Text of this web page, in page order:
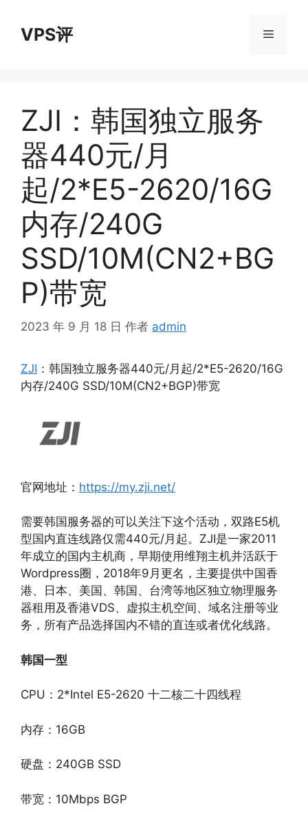
VPS评 菜
ZJI：韩国独立服务
器440元/月
起/2*E5-2620/16G
内存/240G
SSD/10M(CN2+BG
P)带宽
2023 年 9 月 18 日 作者 admin
ZJI ：韩国独立服务器440元/月起/2*E5-2620/16G
内存/240G SSD/10M(CN2+BGP)带宽
官网地址： https://my.zji.net/
需要韩国服务器的可以关注下这个活动，双路E5机
型国内直连线路仅需440元/月起。ZJI是一家2011
年成立的国内主机商，早期使用维翔主机并活跃于
Wordpress圈，2018年9月更名，主要提供中国香
港、日本、美国、韩国、台湾等地区独立物理服务
器租用及香港VDS、虚拟主机空间、域名注册等业
务，所有产品选择国内不错的直连或者优化线路。
韩国一型
CPU：2*Intel E5-2620 十二核二十四线程
内存：16GB
硬盘：240GB SSD
带宽：10Mbps BGP